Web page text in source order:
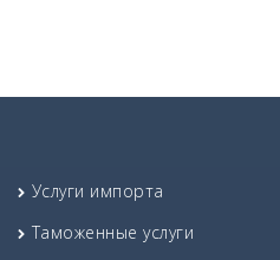
Услуги импорта
Таможенные услуги